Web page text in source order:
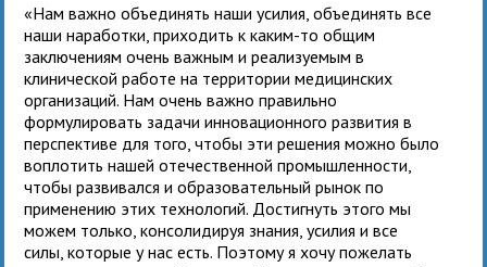
«Нам важно объединять наши усилия, объединять все
наши наработки, приходить к каким-то общим
заключениям очень важным и реализуемым в
клинической работе на территории медицинских
организаций. Нам очень важно правильно
формулировать задачи инновационного развития в
перспективе для того, чтобы эти решения можно было
воплотить нашей отечественной промышленности,
чтобы развивался и образовательный рынок по
применению этих технологий. Достигнуть этого мы
можем только, консолидируя знания, усилия и все
силы, которые у нас есть. Поэтому я хочу пожелать